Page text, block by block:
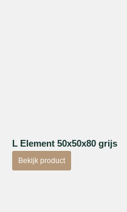
L Element 50x50x80 grijs
Bekijk product